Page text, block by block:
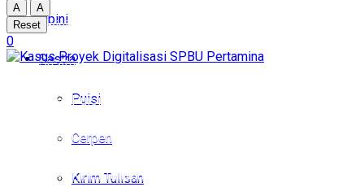
Opini
Sastra
Puisi
Cerpen
Kirim Tulisan
Opini
Sastra
Puisi
Cerpen
Kirim Tulisan
A
A
Reset
0